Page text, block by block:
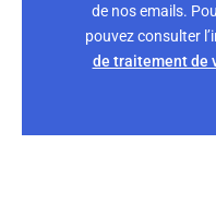
de nos emails.
pouvez consulter
de traitement de